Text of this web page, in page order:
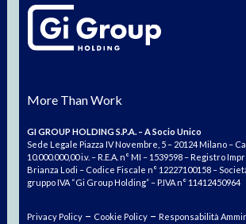
More Than Work
GI GROUP HOLDING S.P.A. – A Socio Unico
Sede Legale Piazza IV Novembre, 5 – 20124 Milano –
10.000.000,00 i.v. – R.E.A. n° MI – 1539598 – Registro
Brianza Lodi – Codice Fiscale n° 12227100158 –
gruppo IVA “Gi Group Holding” – P.IVA n° 11412450964
Privacy Policy– Cookie Policy– Responsabilità